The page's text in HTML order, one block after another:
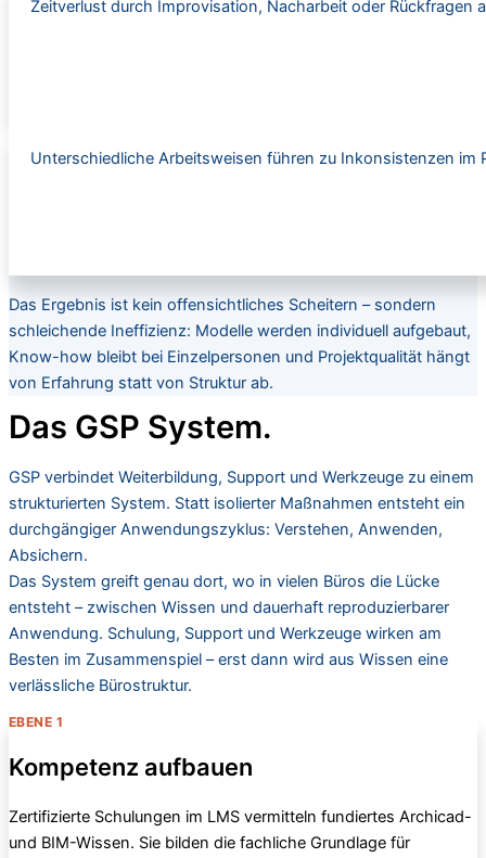
Zeitverlust durch Improvisation, Nacharbeit oder Rückfragen
Unterschiedliche Arbeitsweisen führen zu Inkonsistenzen im
Das Ergebnis ist kein offensichtliches Scheitern – sondern
schleichende Ineffizienz: Modelle werden individuell aufgebaut,
Know-how bleibt bei Einzelpersonen und Projektqualität hängt
von Erfahrung statt von Struktur ab.
Das GSP System.
GSP verbindet Weiterbildung, Support und Werkzeuge zu einem
strukturierten System. Statt isolierter Maßnahmen entsteht ein
durchgängiger Anwendungszyklus: Verstehen, Anwenden,
Absichern.
Das System greift genau dort, wo in vielen Büros die Lücke
entsteht – zwischen Wissen und dauerhaft reproduzierbarer
Anwendung. Schulung, Support und Werkzeuge wirken am
Besten im Zusammenspiel – erst dann wird aus Wissen eine
verlässliche Bürostruktur.
EBENE 1
Kompetenz aufbauen
Zertifizierte Schulungen im LMS vermitteln fundiertes Archicad-
und BIM-Wissen. Sie bilden die fachliche Grundlage für